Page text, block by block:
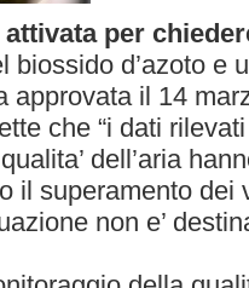
attivata per
biossido d’azoto e
approvata il 14
che “i dati
dell’aria
il superamento dei
non e’